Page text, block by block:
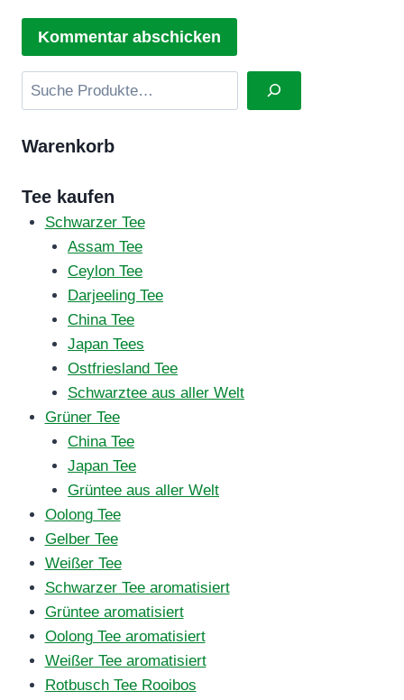
Suchen
Warenkorb
Tee kaufen
Schwarzer Tee
Assam Tee
Ceylon Tee
Darjeeling Tee
China Tee
Japan Tees
Ostfriesland Tee
Schwarztee aus aller Welt
Grüner Tee
China Tee
Japan Tee
Grüntee aus aller Welt
Oolong Tee
Gelber Tee
Weißer Tee
Schwarzer Tee aromatisiert
Grüntee aromatisiert
Oolong Tee aromatisiert
Weißer Tee aromatisiert
Rotbusch Tee Rooibos